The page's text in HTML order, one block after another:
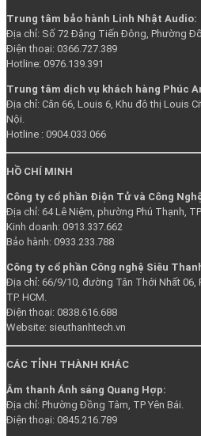
Trung tâm bảo hành Linh Nhật Audio:
Địa chỉ: Số 72 Đặng Tiến Đông, Phường
Điện thoại: 0366.727.389
Hotline: 0976.139.391
Trung tâm dịch vụ khách hàng Phúc
Địa chỉ: Căn 66, Louis 6, Khu đô thị Louis
Nội.
Hotline : 0904.033.066
HỒ CHÍ MINH
Công ty cổ phần Điện Tử và Công
Địa chỉ: 64 Lê Niệm, phường Phú Thạnh, TP.
Kinh doanh: 0913.337.662
Bảo hành: 0933.233.788
Công ty cổ phần Công nghệ Siêu
Địa chỉ: 66/9/10, đường Tân Thới Nhất 06,
TP. HCM.
Điện thoại: 0838.616.688
Website: sieuthanhtech.vn
CÁC TỈNH THÀNH KHÁC
Âm thanh Ánh sáng Quang Hợp:
Địa chỉ: Phường Đồng Tâm, TP Yên Bái.
Điện thoại: 0845.216.789